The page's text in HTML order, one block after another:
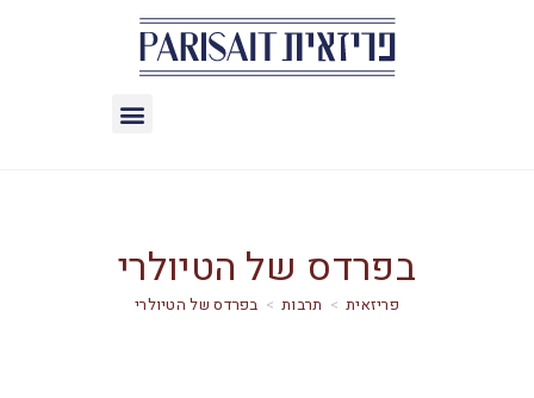
בפרדס של הטיולרי
> תרבות > בפרדס של הטיולרי